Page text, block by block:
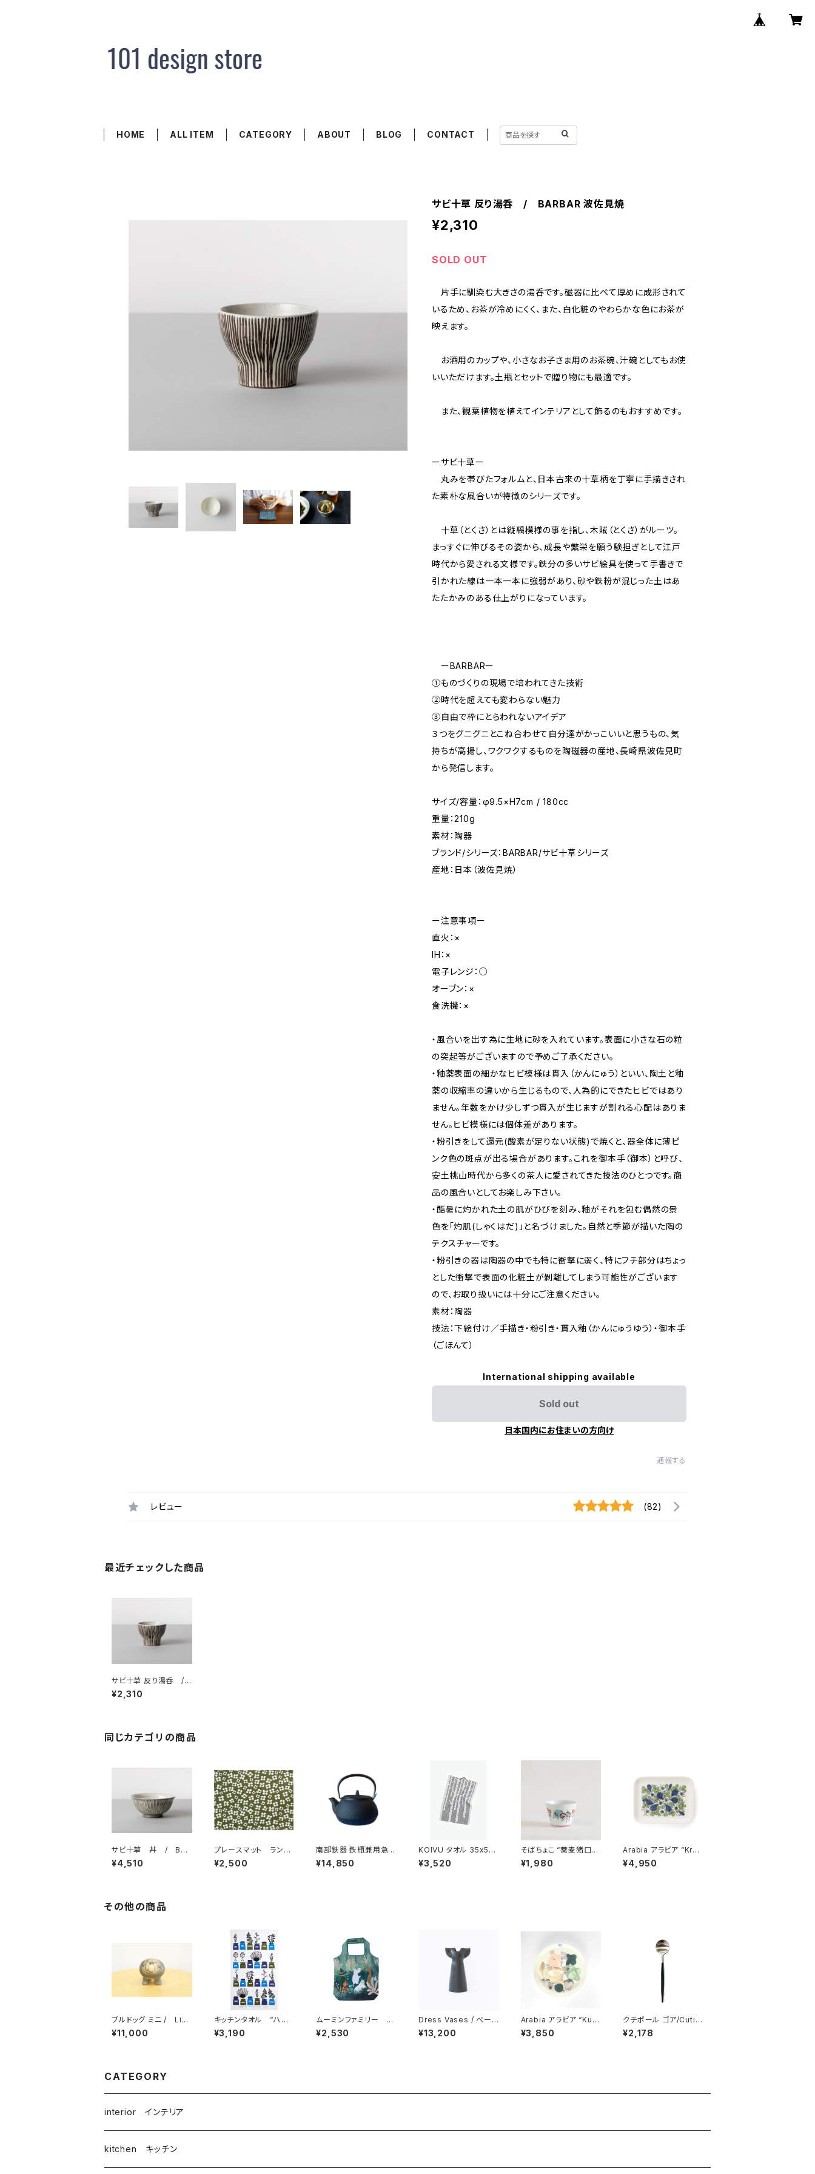
HOME ALL ITEM CATEGORY ABOUT BLOG CONTACT
サビ十草 反り湯呑 / BARBAR 波佐見焼
¥2,310
SOLD OUT
片手に馴染む大きさの湯呑です。磁器に比べて厚めに成形されて
いるため、お茶が冷めにくく、また、白化粧のやわらかな色にお茶が
映えます。
お酒用のカップや、小さなお子さま用のお茶碗、汁碗としてもお使
いいただけます。土瓶とセットで贈り物にも最適です。
また、観葉植物を植えてインテリアとして飾るのもおすすめです。
ーサビ十草ー
丸みを帯びたフォルムと、日本古来の十草柄を丁寧に手描きされ
た素朴な風合いが特徴のシリーズです。
十草（とくさ）とは縦縞模様の事を指し、木賊（とくさ）がルーツ。
まっすぐに伸びるその姿から、成長や繁栄を願う験担ぎとして江戸
時代から愛される文様です。鉄分の多いサビ絵具を使って手書きで
引かれた線は一本一本に強弱があり、砂や鉄粉が混じった土はあ
たたかみのある仕上がりになっています。
ーBARBARー
①ものづくりの現場で培われてきた技術
②時代を超えても変わらない魅力
③自由で枠にとらわれないアイデア
３つをグニグニとこね合わせて自分達がかっこいいと思うもの、気
持ちが高揚し、ワクワクするものを陶磁器の産地、長崎県波佐見町
から発信します。
サイズ/容量：φ9.5×H7cm / 180cc
重量：210g
素材：陶器
ブランド/シリーズ：BARBAR/サビ十草シリーズ
産地：日本（波佐見焼）
ー注意事項ー
直火：×
IH：×
電子レンジ：○
オーブン：×
食洗機：×
・風合いを出す為に生地に砂を入れています。表面に小さな石の粒
の突起等がございますので予めご了承ください。
・釉薬表面の細かなヒビ模様は貫入（かんにゅう）といい、陶土と釉
薬の収縮率の違いから生じるもので、人為的にできたヒビではあり
ません。年数をかけ少しずつ貫入が生じますが割れる心配はありま
せん。ヒビ模様には個体差があります。
・粉引きをして還元(酸素が足りない状態)で焼くと、器全体に薄ピ
ンク色の斑点が出る場合があります。これを御本手（御本）と呼び、
安土桃山時代から多くの茶人に愛されてきた技法のひとつです。商
品の風合いとしてお楽しみ下さい。
・酷暑に灼かれた土の肌がひびを刻み、釉がそれを包む偶然の景
色を「灼肌(しゃくはだ)」と名づけました。自然と季節が描いた陶の
テクスチャーです。
・粉引きの器は陶器の中でも特に衝撃に弱く、特にフチ部分はちょっ
とした衝撃で表面の化粧土が剝離してしまう可能性がございます
ので、お取り扱いには十分にご注意ください。
素材：陶器
技法：下絵付け／手描き・粉引き・貫入釉（かんにゅうゆう）・御本手
（ごほんて）
International shipping available
Sold out
日本国内にお住まいの方向け
通報する
レビュー (82)
最近チェックした商品
サビ十草 反り湯呑 /
BARBAR 波佐見焼
¥2,310
同じカテゴリの商品
サビ十草 丼 / BAR
BAR 波佐見焼
¥4,510
プレースマット ランチ
ョンマット 「ベラミ」 /
アルメダールス/ALM
¥2,500
南部鉄器 鉄瓶兼用急須
5型新アラレ IH対応 /
岩鋳
¥14,850
KOIVU タオル 35x50
cm ／ LAPUAN K
ANKURIT（ラプアン カ
¥3,520
そばちょこ “蕎麦猪口大
事典 色絵 ユニコー
ン” 波佐見焼
¥1,980
Arabia アラビア “Krok
us クロッカス” プレー
ト 15x19cm
¥4,950
その他の商品
ブルドッグ ミニ / Lisa
Larson リサ・ラーソン
¥11,000
キッチンタオル “ハー
ブ” / アルメダール
ス/ALMEDAHLS by
¥3,190
ムーミンファミリー シ
ョッピングバッグ エコ
バッグ byプルートプ
¥2,530
Dress Vases / べース
ドレス （ブラック）/ Li
sa Larson リサ・ラーソ
¥13,200
Arabia アラビア “Kuk
kamaa クッカマー” ク
ッカマー プレート 19c
¥3,850
クチポール ゴア/Cutip
ol GOA ブラックシルバ
ー テーブルスプーン
¥2,178
CATEGORY
interior インテリア
kitchen キッチン